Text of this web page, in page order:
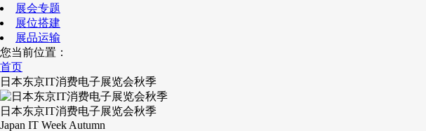
展会专题
展位搭建
展品运输
您当前位置：
首页
日本东京IT消费电子展览会秋季
日本东京IT消费电子展览会秋季
Japan IT Week Autumn